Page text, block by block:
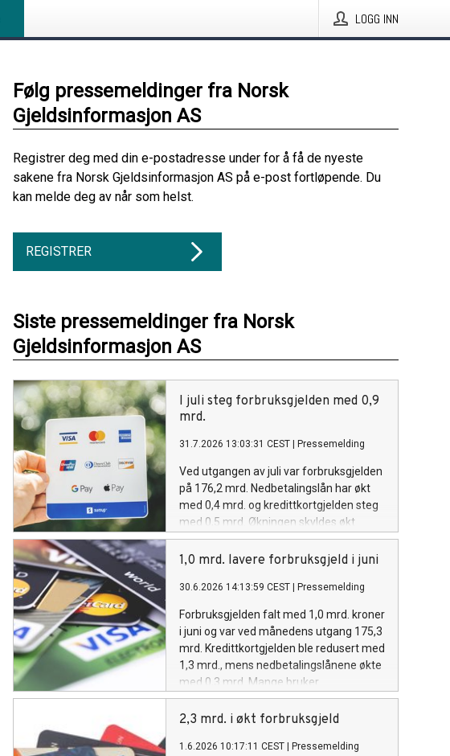
LOGG INN
Følg pressemeldinger fra Norsk
Gjeldsinformasjon AS
Registrer deg med din e-postadresse under for å få de nyeste
sakene fra Norsk Gjeldsinformasjon AS på e-post fortløpende. Du
kan melde deg av når som helst.
REGISTRER
Siste pressemeldinger fra Norsk
Gjeldsinformasjon AS
I juli steg forbruksgjelden med 0,9
mrd.
31.7.2026 13:03:31 CEST Pressemelding
Ved utgangen av juli var forbruksgjelden
på 176,2 mrd. Nedbetalingslån har økt
med 0,4 mrd. og kredittkortgjelden steg
med 0,5 mrd. Økningen skyldes økt
forbruk i feriemåneden juli.
1,0 mrd. lavere forbruksgjeld i juni
30.6.2026 14:13:59 CEST Pressemelding
Forbruksgjelden falt med 1,0 mrd. kroner
i juni og var ved månedens utgang 175,3
mrd. Kredittkortgjelden ble redusert med
1,3 mrd., mens nedbetalingslånene økte
med 0,3 mrd. Mange bruker
feriepengene til å nedbetale
kredittkortgjeld for å ha bedre likviditet i
2,3 mrd. i økt forbruksgjeld
1.6.2026 10:17:11 CEST Pressemelding